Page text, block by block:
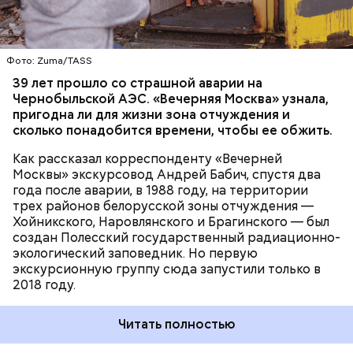
Фото: Zuma/TASS
39 лет прошло со страшной аварии на
Чернобыльской АЭС. «Вечерняя Москва» узнала,
пригодна ли для жизни зона отчуждения и
сколько понадобится времени, чтобы ее обжить.
Как рассказал корреспонденту «Вечерней
Москвы» экскурсовод Андрей Бабич, спустя два
года после аварии, в 1988 году, на территории
трех районов белорусской зоны отчуждения —
Хойникского, Наровлянского и Брагинского — был
создан Полесский государственный радиационно-
экологический заповедник. Но первую
экскурсионную группу сюда запустили только в
2018 году.
территория под защитой, здесь строгий
пропускной режим и круглосуточное наблюдение,
— отметил Бабич.
Читать полностью
БЕЛАРУСЬ ЧЕРНОБЫЛЬ
Каждый год — в зависимости от того, какие
события происходят в мире, — ученые,
нобелевские лауреаты и специалисты по ядерной
переводе стрелки. Например, в 2017-м причиной
перевода на полминуты вперед послужили как
Часы Судного дня — прибыльный
проект